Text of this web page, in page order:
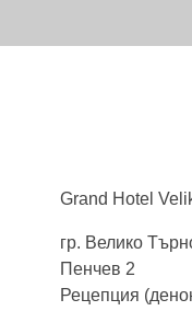
Grand Hotel
гр. Велико
Пенчев 2
Рецепция